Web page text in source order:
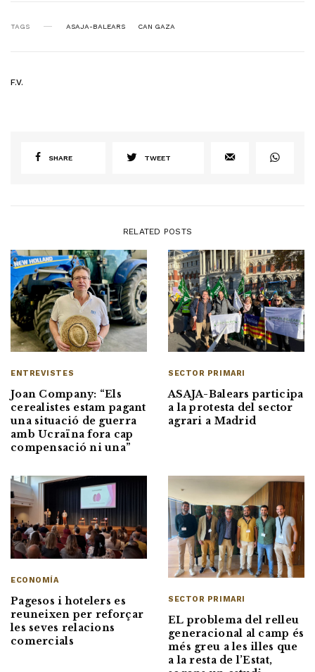
TAGS ASAJA-BALEARS CAN GAZA
F.V.
SHARE TWEET
RELATED POSTS
ENTREVISTES
Joan Company: “Els
cerealistes estam pagant
una situació de guerra
amb Ucraïna fora cap
compensació ni una”
SECTOR PRIMARI
ASAJA-Balears participa
a la protesta del sector
agrari a Madrid
ECONOMÍA
Pagesos i hotelers es
reuneixen per reforçar
les seves relacions
comercials
SECTOR PRIMARI
EL problema del relleu
generacional al camp és
més greu a les illes que
a la resta de l’Estat,